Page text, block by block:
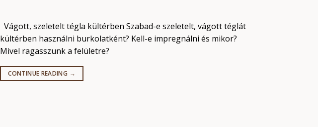
Vágott, szeletelt tégla kültérben Szabad-e szeletelt, vágott téglát
kültérben használni burkolatként? Kell-e impregnálni és mikor?
Mivel ragasszunk a felületre?
CONTINUE READING →